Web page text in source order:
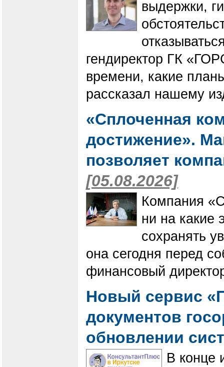
выдержки,
гендиректор ГК
времени, какие
рассказал нашему
«Сплоченная
достижение».
позволяет
[05.08.2026]
Компания
ни на какие
сохранять
она сегодня перед
финансовый
Новый сервис
документов
обновлении
В конце